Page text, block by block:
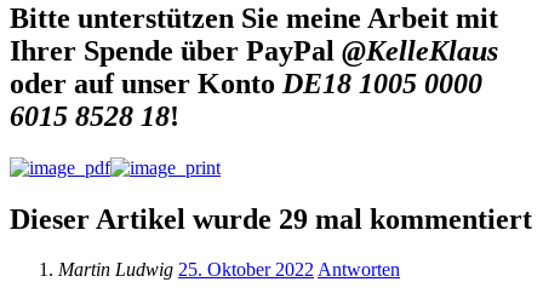
Bitte unterstützen Sie meine Arbeit mit
Ihrer Spende über PayPal @KelleKlaus
oder auf unser Konto DE18 1005 0000
6015 8528 18!
Dieser Artikel wurde 29 mal kommentiert
Martin Ludwig 25. Oktober 2022Antworten